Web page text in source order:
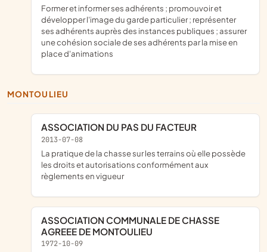
former et informer ses adhérents ; promouvoir et
développer l'image du garde particulier ; représenter
ses adhérents auprès des instances publiques ; assurer
une cohésion sociale de ses adhérents par la mise en
place d'animations
MONTOULIEU
ASSOCIATION DU PAS DU FACTEUR
2013-07-08
la pratique de la chasse sur les terrains où elle possède
les droits et autorisations conformément aux
règlements en vigueur
ASSOCIATION COMMUNALE DE CHASSE
AGREEE DE MONTOULIEU
1972-10-09